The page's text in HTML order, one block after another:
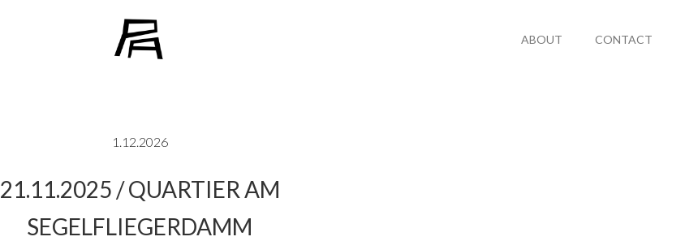
ABOUT CONTACT
1.12.2026
21.11.2025 / QUARTIER AM
SEGELFLIEGERDAMM